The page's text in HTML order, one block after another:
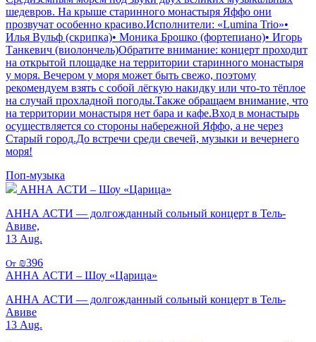
шедевров. На крыше старинного монастыря Яффо они
прозвучат особенно красиво.Исполнители: «Lumina Trio»•
Илья Вульф (скрипка)• Моника Брошко (фортепиано)• Игорь
Танкевич (виолончель)Обратите внимание: концерт проходит
на открытой площадке на территории старинного монастыря
у моря. Вечером у моря может быть свежо, поэтому
рекомендуем взять с собой лёгкую накидку или что-то тёплое
на случай прохладной погоды.Также обращаем внимание, что
на территории монастыря нет бара и кафе.Вход в монастырь
осуществляется со стороны набережной Яффо, а не через
Старый город.До встречи среди свечей, музыки и вечернего
моря!
Поп-музыка
АННА АСТИ – Шоу «Царица»
АННА АСТИ — долгожданный сольный концерт в Тель-
Авиве,
13 Aug.
От ₪396
АННА АСТИ – Шоу «Царица»
АННА АСТИ — долгожданный сольный концерт в Тель-
Авиве
13 Aug.